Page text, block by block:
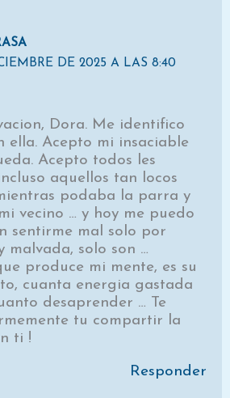
DE 2025 A LAS 8:40
Dora. Me identifico
ella. Acepto mi insaciable
Acepto todos les
aquellos tan locos
podaba la parra y
vecino … y hoy me puedo
sentirme mal solo por
malvada, solo son …
produce mi mente, es su
cuanta energia gastada
desaprender … Te
tu compartir la
ti !
Responder